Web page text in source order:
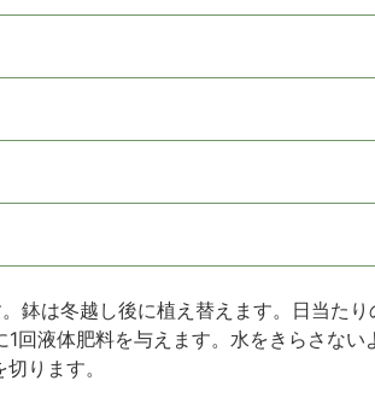
鉢は冬越し後に植え替えます。日当た
回液体肥料を与えます。水をきらさない
ります。